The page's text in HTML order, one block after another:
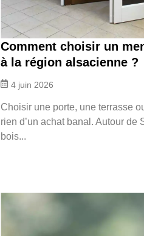
Comment choisir un
à la région alsacienne ?
4 juin 2026
Choisir une porte, une terrasse
rien d’un achat banal. Autour de
bois...